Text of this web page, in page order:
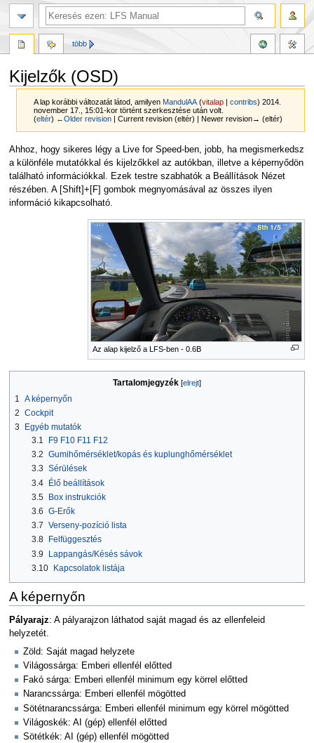
Kijelzők (OSD)
A lap korábbi változatát látod, amilyenMandulAA (vitalap |contribs) 2014.
november 17., 15:01-kor történt szerkesztése után volt.
(eltér) ←Older revision | Current revision (eltér) | Newer revision→ (eltér)
Ugrás
a
navigációhoz
Ugrás
a
kereséshez
Ahhoz, hogy sikeres légy a Live for Speed-ben, jobb, ha megismerkedsz
a különféle mutatókkal és kijelzőkkel az autókban, illetve a képernyődön
található információkkal. Ezek testre szabhatók a Beállítások Nézet
részében. A [Shift]+[F] gombok megnyomásával az összes ilyen
információ kikapcsolható.
Az alap kijelző a LFS-ben - 0.6B
Tartalomjegyzék
1
A képernyőn
2 Cockpit
3
Egyéb mutatók
3.1
F9 F10 F11 F12
3.2 Gumihőmérséklet/kopás és kuplunghőmérséklet
3.3 Sérülések
3.4 Élő beállítások
3.5 Box instrukciók
3.6 G-Erők
3.7 Verseny-pozíció lista
3.8
Felfüggesztés
3.9
Lappangás/Késés sávok
3.10 Kapcsolatok listája
A képernyőn
Pályarajz: A pályarajzon láthatod saját magad és az ellenfeleid
helyzetét.
Zöld: Saját magad helyzete
Világossárga: Emberi ellenfél előtted
Fakó sárga: Emberi ellenfél minimum egy körrel előtted
Narancssárga: Emberi ellenfél mögötted
Sötétnarancssárga: Emberi ellenfél minimum egy körrel mögötted
Világoskék: AI (gép) ellenfél előtted
Sötétkék: AI (gép) ellenfél mögötted
több